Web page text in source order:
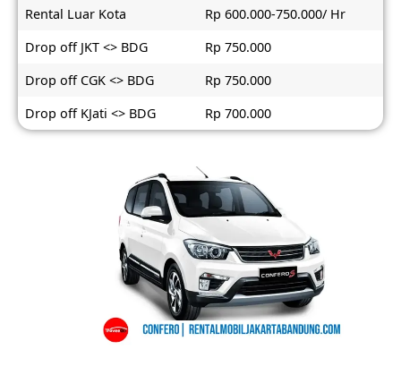
Rental Luar Kota
Rp 600.000-750.000/ Hr
Drop off JKT <> BDG
Rp 750.000
Drop off CGK <> BDG
Rp 750.000
Drop off KJati <> BDG
Rp 700.000